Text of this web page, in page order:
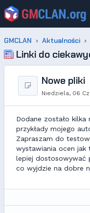
GMCLAN Aktualności
Linki do
Nowe pliki
Niedziela, 06
Dodane zostało
przykłady mojego
Zapraszam do
wystawiania ocen
lepiej dostosowywać
co wyjdzie na dobre